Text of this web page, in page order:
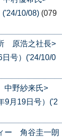
10/08) (079
原浩之社長>
号）('24/10/0
中野紗来氏>
9月19日号）('2
ー 角谷圭一朗